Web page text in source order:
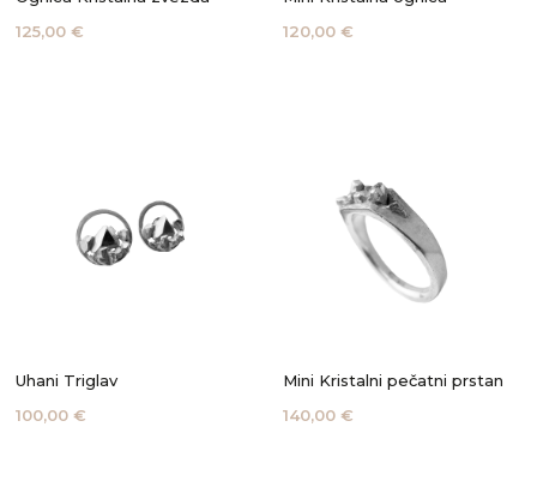
125,00 €
120,00 €
Uhani Triglav
100,00 €
Mini Kristalni pečatni prstan
140,00 €